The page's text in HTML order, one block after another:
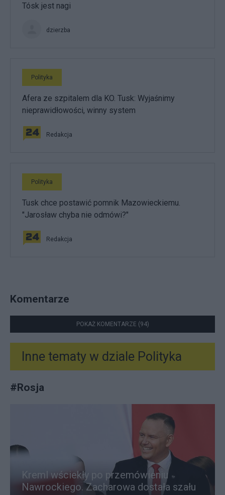
Tósk jest nagi
dzierzba
Polityka
Afera ze szpitalem dla KO. Tusk: Wyjaśnimy
nieprawidłowości, winny system
Redakcja
Polityka
Tusk chce postawić pomnik Mazowieckiemu.
"Jarosław chyba nie odmówi?"
Redakcja
Komentarze
POKAŻ KOMENTARZE (94)
Inne tematy w dziale Polityka
#Rosja
Kreml wściekły po przemówieniu
Nawrockiego. Zacharowa dostała szału